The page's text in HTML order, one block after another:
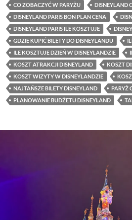
CO ZOBACZYĆ W PARYŻU
DISNEYLAND
DISNEYLAND PARIS BON PLAN CENA
DISNEYLAND PARIS ILE KOSZTUJE
GDZIE KUPIĆ BILETY DO DISNEYLANDU
ILE KOSZTUJE DZIEŃ W DISNEYLANDZIE
KOSZT ATRAKCJI DISNEYLAND
KOSZT
KOSZT WIZYTY W DISNEYLANDZIE
NAJTAŃSZE BILETY DISNEYLAND
PARYŻ
PLANOWANIE BUDŻETU DISNEYLAND